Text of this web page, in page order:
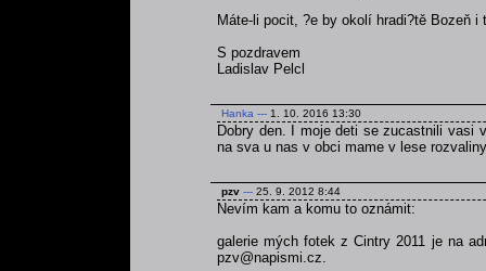
Máte-li pocit, ?e by okolí hradi?tě Bozeň
S pozdravem
Ladislav Pelcl
Hanka --- 1. 10. 2016 13:30
Dobry den. I moje deti se zucastnili vasi
na sva u nas v obci mame v lese
pzv --- 25. 9. 2012 8:44
Nevím kam a komu to oznámit:
galerie mých fotek z Cintry 2011 je na
pzv@napismi.cz.